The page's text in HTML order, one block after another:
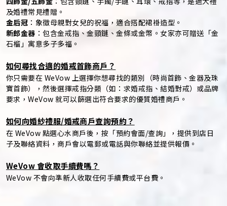
及婚禮常見禮贈。
金后冠 ：象徵母親對女兒的祝福，適合搭配裙褂造型。
新郎金器 ：包含金戒指、金頸鏈、金條或金幣。女家亦可贈送「金
石榴」寓意多子多福。
如何尋找合適的婚戒首飾商戶？
你只需要在 WeVow 上選擇你想尋找的類別（時尚首飾、金器及珠
寶首飾），然後選擇戒指分類（如：求婚戒指、結婚對戒）或品牌
要求，WeVow 就可以篩選出符合要求的優質婚禮商戶。
如何向婚紗禮服/婚戒商戶查詢預約？
在 WeVow 點選心水商戶後，按「預約會面/查詢」，提供到店日
子及聯絡資料，商戶會以電郵或電話與你聯絡並提供報價。
WeVow 會收取手續費嗎？
WeVow 不會向準新人收取任何手續費或平台費。